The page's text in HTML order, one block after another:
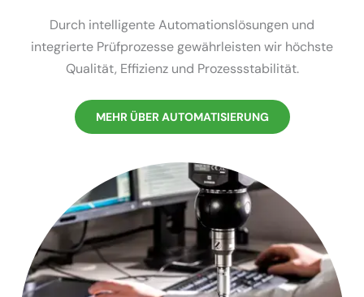
Durch intel­li­gente Automa­ti­ons­lö­sungen und
integrierte Prüfpro­zesse gewähr­leisten wir höchste
Qualität, Effizienz und Prozess­sta­bi­lität.
MEHR ÜBER AUTOMA­TI­SIERUNG